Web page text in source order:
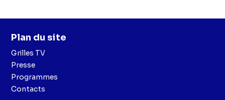
Plan du site
Grilles TV
Presse
Programmes
Contacts